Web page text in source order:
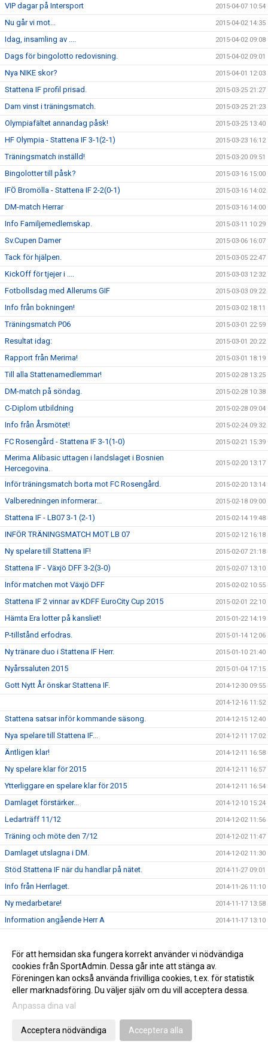
VIP dagar på Intersport 2015-04-07 10:54
Nu går vi mot... 2015-04-02 14:35
Idag, insamling av .... 2015-04-02 09:08
Dags för bingolotto redovisning. 2015-04-02 09:01
Nya NIKE skor? 2015-04-01 12:03
Stattena IF profil prisad. 2015-03-25 21:27
Dam vinst i träningsmatch. 2015-03-25 21:23
Olympiafältet annandag påsk! 2015-03-25 13:40
HF Olympia - Stattena IF 3-1(2-1) 2015-03-23 16:12
Träningsmatch inställd! 2015-03-20 09:51
Bingolotter till påsk? 2015-03-16 15:00
IFÖ Bromölla - Stattena IF 2-2(0-1) 2015-03-16 14:02
DM-match Herrar 2015-03-16 14:00
Info Familjemedlemskap. 2015-03-11 10:29
Sv.Cupen Damer 2015-03-06 16:07
Tack för hjälpen. 2015-03-05 22:47
KickOff för tjejer i .... 2015-03-03 12:32
Fotbollsdag med Allerums GIF 2015-03-03 09:22
Info från bokningen! 2015-03-02 18:11
Träningsmatch P06 2015-03-01 22:59
Resultat idag: 2015-03-01 20:22
Rapport från Merima! 2015-03-01 18:19
Till alla Stattenamedlemmar! 2015-02-28 13:25
DM-match på söndag. 2015-02-28 10:38
C-Diplom utbildning 2015-02-28 09:04
Info från Årsmötet! 2015-02-24 09:32
FC Rosengård - Stattena IF 3-1(1-0) 2015-02-21 15:39
Merima Alibasic uttagen i landslaget i Bosnien
Hercegovina.
2015-02-20 13:17
Inför träningsmatch borta mot FC Rosengård. 2015-02-20 13:14
Valberedningen informerar... 2015-02-18 09:00
Stattena IF - LB07 3-1 (2-1) 2015-02-14 19:48
INFÖR TRÄNINGSMATCH MOT LB 07 2015-02-12 16:18
Ny spelare till Stattena IF! 2015-02-07 21:18
Stattena IF - Växjö DFF 3-2(3-0) 2015-02-07 13:10
Inför matchen mot Växjö DFF 2015-02-02 10:55
Stattena IF 2 vinnar av KDFF EuroCity Cup 2015 2015-02-01 22:10
Hämta Era lotter på kansliet! 2015-01-22 14:19
P-tillstånd erfodras. 2015-01-14 12:06
Ny tränare duo i Stattena IF Herr. 2015-01-10 21:40
Nyårssaluten 2015 2015-01-04 17:15
Gott Nytt År önskar Stattena IF. 2014-12-30 09:55
2014-12-16 11:52
Stattena satsar inför kommande säsong. 2014-12-15 12:40
Nya spelare till Stattena IF... 2014-12-11 17:02
Äntligen klar! 2014-12-11 16:58
Ny spelare klar för 2015 2014-12-11 16:57
Ytterliggare en spelare klar för 2015 2014-12-11 16:54
Damlaget förstärker... 2014-12-10 15:24
Ledarträff 11/12 2014-12-02 11:56
Träning och möte den 7/12 2014-12-02 11:47
Damlaget utslagna i DM. 2014-12-02 11:30
Stöd Stattena IF när du handlar på nätet. 2014-11-27 09:01
Info från Herrlaget. 2014-11-26 11:10
Ny medarbetare! 2014-11-17 13:58
Information angående Herr A 2014-11-17 13:10
Stöd Stattena IF:s ungdomar genom Svenska Spel 2014-02-03 08:30
Stattena IF på väg mot toppen 2014-01-01 08:54
Gå till Webbversion
För att hemsidan ska fungera korrekt använder vi nödvändiga
cookies från SportAdmin. Dessa går inte att stänga av.
Föreningen kan också använda frivilliga cookies, t.ex. för statistik
eller marknadsföring. Du väljer själv om du vill acceptera dessa.
Anpassa dina val
Acceptera nödvändiga Acceptera alla